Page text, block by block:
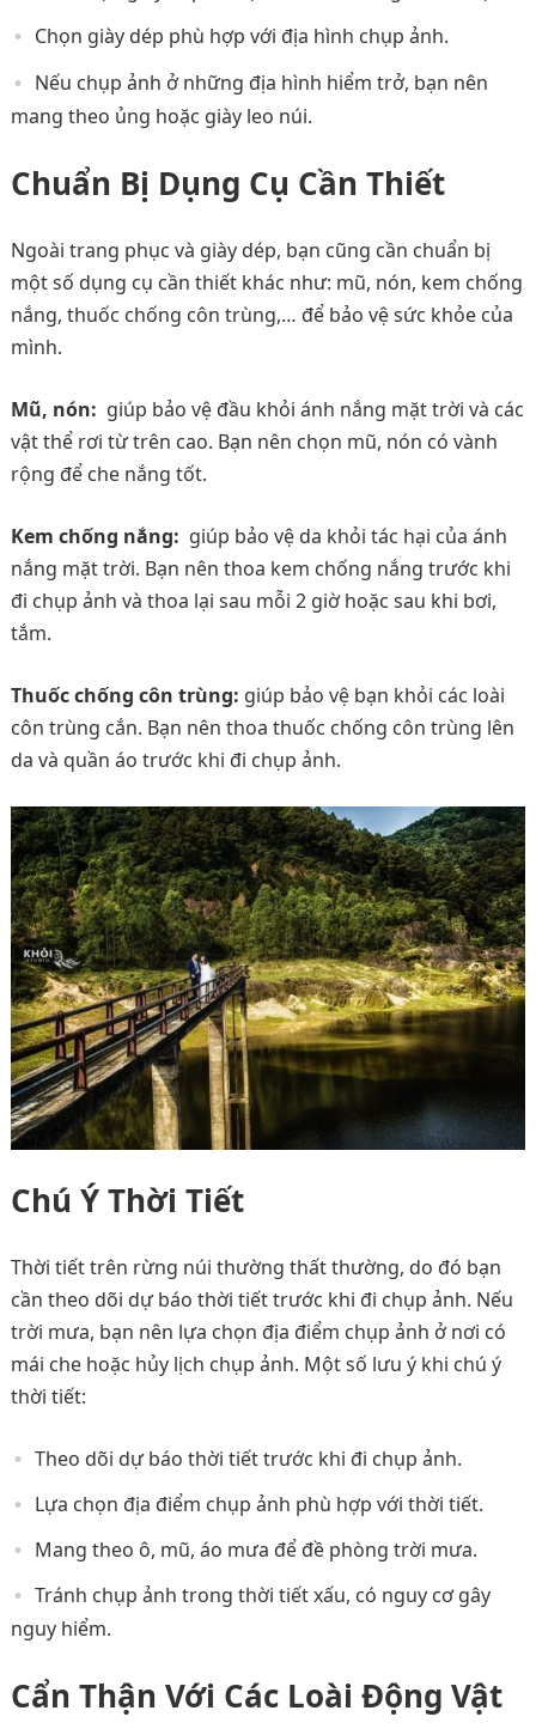
Chọn giày dép phù hợp với địa hình chụp ảnh.
Nếu chụp ảnh ở những địa hình hiểm trở, bạn nên
mang theo ủng hoặc giày leo núi.
Chuẩn Bị Dụng Cụ Cần Thiết
Ngoài trang phục và giày dép, bạn cũng cần chuẩn bị
một số dụng cụ cần thiết khác như: mũ, nón, kem chống
nắng, thuốc chống côn trùng,… để bảo vệ sức khỏe của
mình.
Mũ, nón: giúp bảo vệ đầu khỏi ánh nắng mặt trời và các
vật thể rơi từ trên cao. Bạn nên chọn mũ, nón có vành
rộng để che nắng tốt.
Kem chống nắng: giúp bảo vệ da khỏi tác hại của ánh
nắng mặt trời. Bạn nên thoa kem chống nắng trước khi
đi chụp ảnh và thoa lại sau mỗi 2 giờ hoặc sau khi bơi,
tắm.
Thuốc chống côn trùng: giúp bảo vệ bạn khỏi các loài
côn trùng cắn. Bạn nên thoa thuốc chống côn trùng lên
da và quần áo trước khi đi chụp ảnh.
Chú Ý Thời Tiết
Thời tiết trên rừng núi thường thất thường, do đó bạn
cần theo dõi dự báo thời tiết trước khi đi chụp ảnh. Nếu
trời mưa, bạn nên lựa chọn địa điểm chụp ảnh ở nơi có
mái che hoặc hủy lịch chụp ảnh. Một số lưu ý khi chú ý
thời tiết:
Theo dõi dự báo thời tiết trước khi đi chụp ảnh.
Lựa chọn địa điểm chụp ảnh phù hợp với thời tiết.
Mang theo ô, mũ, áo mưa để đề phòng trời mưa.
Tránh chụp ảnh trong thời tiết xấu, có nguy cơ gây
nguy hiểm.
Cẩn Thận Với Các Loài Động Vật